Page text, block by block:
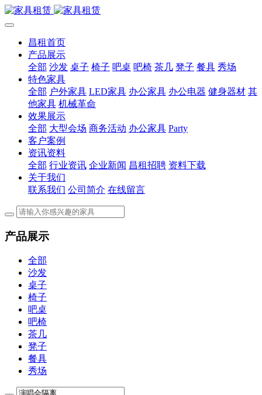
昌租首页
产品展示
全部 沙发 桌子 椅子 吧桌 吧椅 茶几 凳子 餐具 秀场
特色家具
全部 户外家具 LED家具 办公家具 办公电器 健身器材 其
他家具 机械革命
效果展示
全部 大型会场 商务活动 办公家具 Party
客户案例
资讯资料
全部 行业资讯 企业新闻 昌租招聘 资料下载
关于我们
联系我们 公司简介 在线留言
产品展示
全部
沙发
桌子
椅子
吧桌
吧椅
茶几
凳子
餐具
秀场